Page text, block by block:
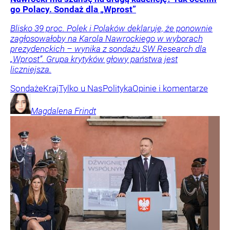
go Polacy. Sondaż dla „Wprost”
Blisko 39 proc. Polek i Polaków deklaruje, że ponownie
zagłosowałoby na Karola Nawrockiego w wyborach
prezydenckich – wynika z sondażu SW Research dla
„Wprost”. Grupa krytyków głowy państwa jest
liczniejsza.
SondażeKrajTylko u NasPolitykaOpinie i komentarze
Magdalena Frindt